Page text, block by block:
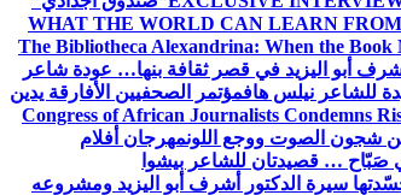
WHAT THE WORLD CAN LEARN
The Bibliotheca Alexandrina: When the Book
أبو اليزيد في قصر ثقافة بنها… عودة شاعر
للشاعر نيلس هافمؤتمر الصحفيين الأفارقة يدين
Congress of African Journalists Condemns
شجون الصوت ووجع اللونمهرجان أفلام
صَبّاح … قصيدتان للشاعر بيشوا
سيرة الدكتور أشرف أبو اليزيد ومشروعه